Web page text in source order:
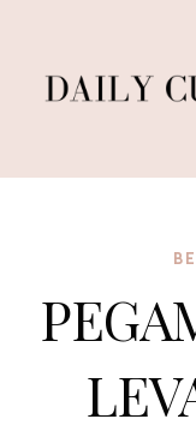
Contenido